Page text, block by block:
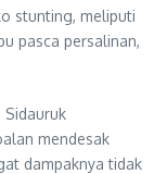
stunting, meliputi
pasca persalinan,
Sidauruk
mendesak
dampaknya tidak